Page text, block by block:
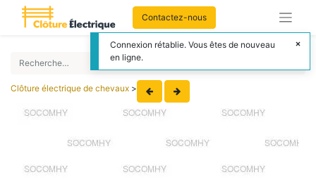
Contactez-nous
Clôture électrique de chevaux >
Connexion rétablie. Vous êtes de nouveau
en ligne.